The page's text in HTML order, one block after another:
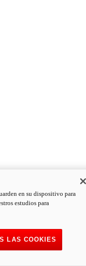
en su dispositivo para
estudios para
LAS COOKIES